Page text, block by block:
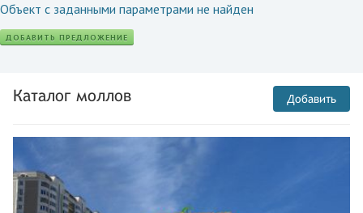
Объект с заданными параметрами не найден
ДОБАВИТЬ ПРЕДЛОЖЕНИЕ
Каталог моллов Добавить